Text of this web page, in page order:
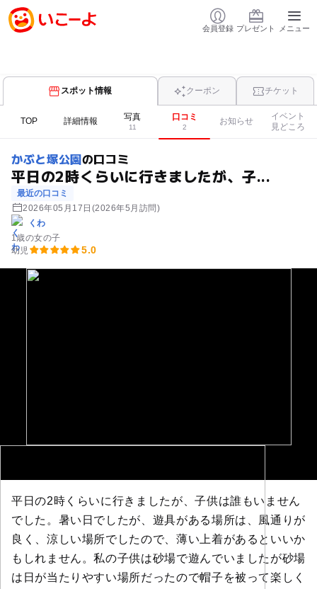
会員登録 プレゼント メニュー
スポット情報 クーポン チケット
TOP 詳細情報 写真
11
口コミ
2
お知らせ
イベント
見どころ
かぶと塚公園の口コミ
平日の2時くらいに行きましたが、子...
最近の口コミ
2026年05月17日 (2026年5月訪問)
くわ
1歳の女の子
幼児
5.0
平日の2時くらいに行きましたが、子供は誰もいません
でした。暑い日でしたが、遊具がある場所は、風通りが
良く、涼しい場所でしたので、薄い上着があるといいか
もしれません。私の子供は砂場で遊んでいましたが砂場
は日が当たりやすい場所だったので帽子を被って楽しく